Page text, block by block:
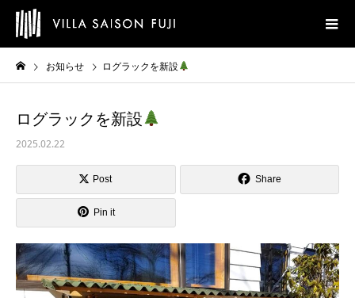
お知らせ ログラックを新設
ログラックを新設
2025.02.22
Post Share
Pin it